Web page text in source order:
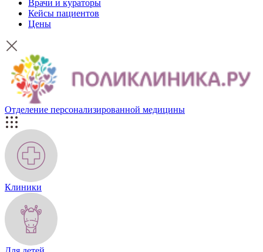
Врачи и кураторы
Кейсы пациентов
Цены
Отделение персо­нали­зиро­ванной медицины
Клиники